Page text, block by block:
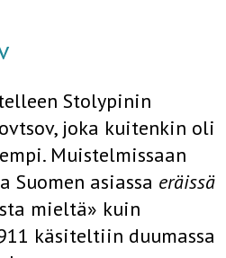
Stolypinin
joka kuitenkin oli
Muistelmissaan
Suomen asiassa eräissä
mieltä» kuin
käsiteltiin duumassa